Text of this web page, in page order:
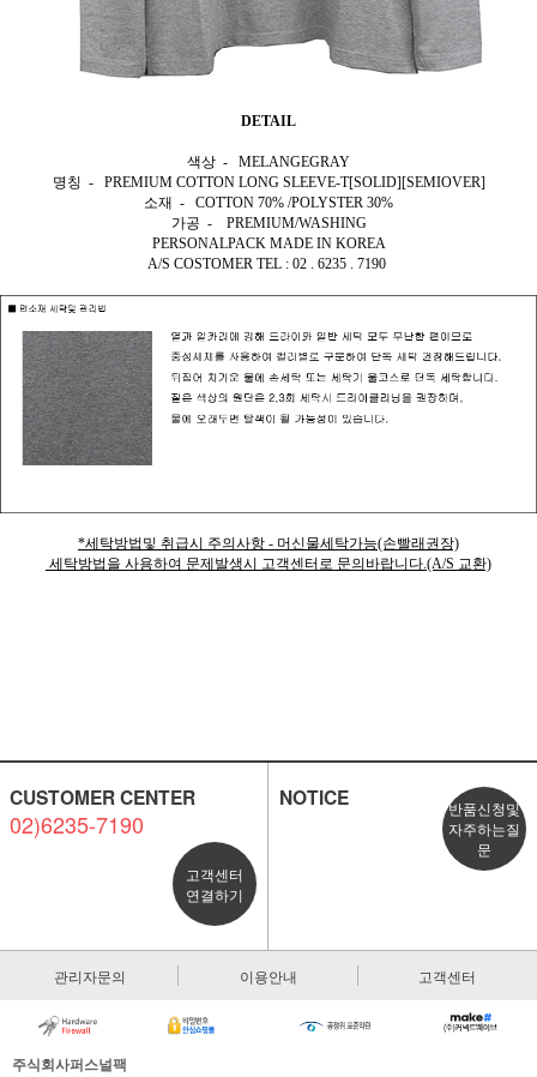
DETAIL
색상 - MELANGEGRAY
명칭 - PREMIUM COTTON LONG SLEEVE-T[SOLID][SEMIOVER]
소재 - COTTON 70% /POLYSTER 30%
가공 - PREMIUM/WASHING
PERSONALPACK MADE IN KOREA
A/S COSTOMER TEL : 02 . 6235 . 7190
*세탁방법및 취급시 주의사항 - 머신물세탁가능(손빨래권장)
세탁방법을 사용하여 문제발생시 고객센터로 문의바랍니다.(A/S 교환)
CUSTOMER CENTER
02)6235-7190
고객센터
연결하기
NOTICE
반품신청및
자주하는질
문
관리자문의 이용안내 고객센터
주식회사퍼스널팩